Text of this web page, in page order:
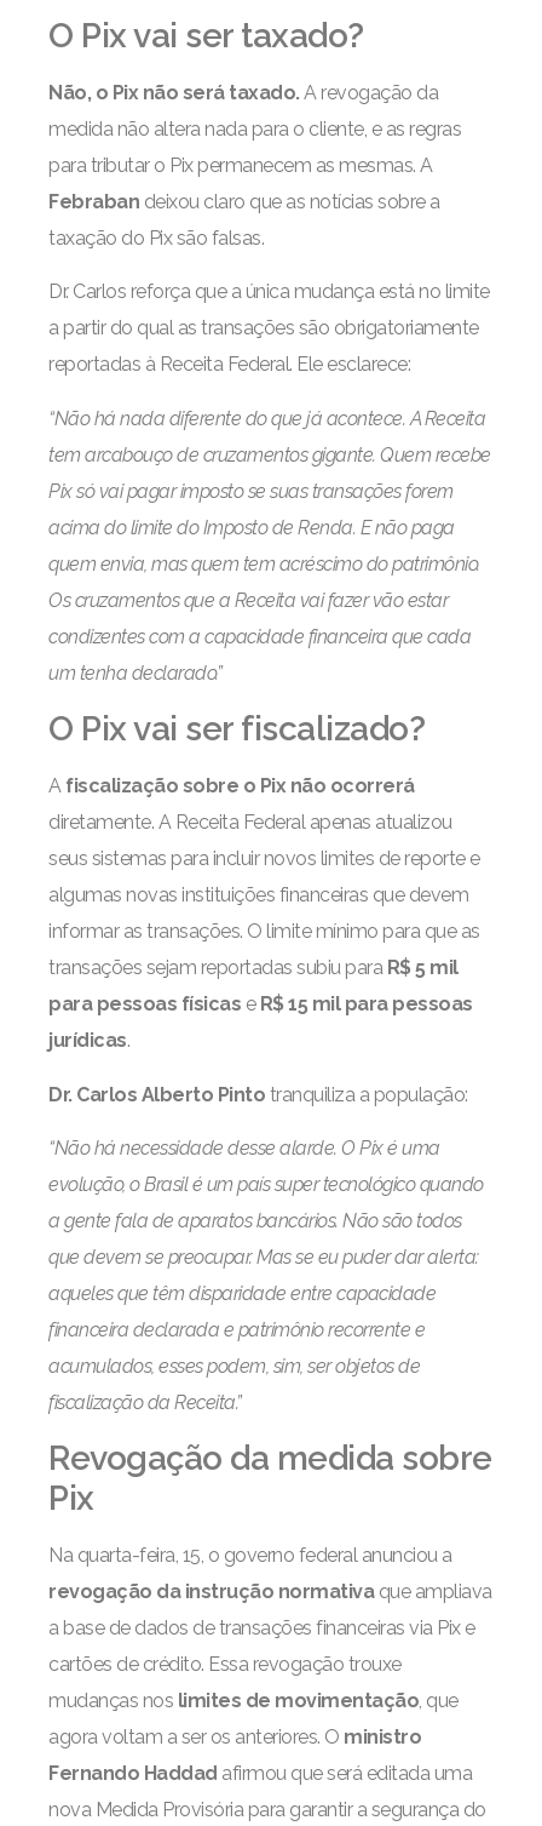
O Pix vai ser taxado?
Não, o Pix não será taxado.A revogação da
medida não altera nada para o cliente, e as regras
para tributar o Pix permanecem as mesmas. A
Febraban deixou claro que as notícias sobre a
taxação do Pix são falsas.
Dr. Carlos reforça que a única mudança está no limite
a partir do qual as transações são obrigatoriamente
reportadas à Receita Federal. Ele esclarece:
“Não há nada diferente do que já acontece. A Receita
tem arcabouço de cruzamentos gigante. Quem recebe
Pix só vai pagar imposto se suas transações forem
acima do limite do Imposto de Renda. E não paga
quem envia, mas quem tem acréscimo do patrimônio.
Os cruzamentos que a Receita vai fazer vão estar
condizentes com a capacidade financeira que cada
um tenha declarado.”
O Pix vai ser fiscalizado?
A fiscalização sobre o Pix não ocorrerá
diretamente. A Receita Federal apenas atualizou
seus sistemas para incluir novos limites de reporte e
algumas novas instituições financeiras que devem
informar as transações. O limite mínimo para que as
transações sejam reportadas subiu para R$ 5 mil
para pessoas físicas e R$ 15 mil para pessoas
jurídicas.
Dr. Carlos Alberto Pinto tranquiliza a população:
“Não há necessidade desse alarde. O Pix é uma
evolução, o Brasil é um país super tecnológico quando
a gente fala de aparatos bancários. Não são todos
que devem se preocupar. Mas se eu puder dar alerta:
aqueles que têm disparidade entre capacidade
financeira declarada e patrimônio recorrente e
acumulados, esses podem, sim, ser objetos de
fiscalização da Receita.”
Revogação da medida sobre
Pix
Na quarta-feira, 15, o governo federal anunciou a
revogação da instrução normativaque ampliava
a base de dados de transações financeiras via Pix e
cartões de crédito. Essa revogação trouxe
mudanças nos limites de movimentação, que
agora voltam a ser os anteriores. O ministro
Fernando Haddad afirmou que será editada uma
nova Medida Provisória para garantir a segurança do